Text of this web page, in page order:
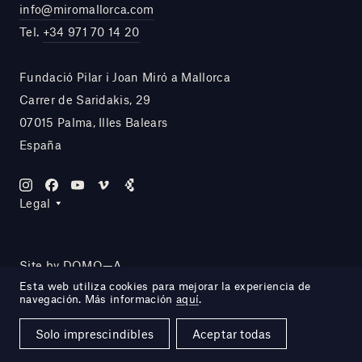
info@miromallorca.com
Tel. +34 971 70 14 20
Fundació Pilar i Joan Miró a Mallorca
Carrer de Saridakis, 29
07015 Palma, Illes Balears
España
Legal
Site by DOMO—A
Esta web utiliza cookies para mejorar la experiencia de
navegación. Más información aquí.
Solo imprescindibles Aceptar todas